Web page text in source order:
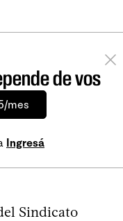
de vos
mes
Ingresá
Sindicato